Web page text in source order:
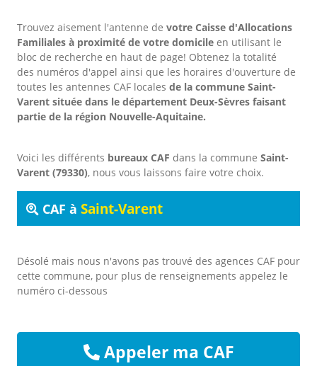
Trouvez aisement l'antenne de votre Caisse d'Allocations
Familiales à proximité de votre domicile en utilisant le
bloc de recherche en haut de page! Obtenez la totalité
des numéros d'appel ainsi que les horaires d'ouverture de
toutes les antennes CAF locales de la commune Saint-
Varent située dans le département Deux-Sèvres faisant
partie de la région Nouvelle-Aquitaine.
Voici les différents bureaux CAF dans la commune Saint-
Varent (79330), nous vous laissons faire votre choix.
CAF à Saint-Varent
Désolé mais nous n'avons pas trouvé des agences CAF pour
cette commune, pour plus de renseignements appelez le
numéro ci-dessous
Appeler ma CAF